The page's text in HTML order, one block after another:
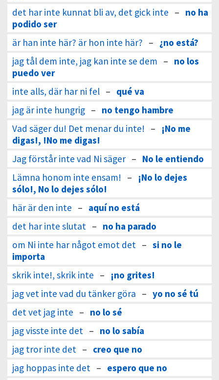
det har inte kunnat bli av, det gick inte – no ha
podido ser
är han inte här? är hon inte här? – ¿no está?
jag tål dem inte, jag kan inte se dem – no los
puedo ver
inte alls, där har ni fel – qué va
jag är inte hungrig – no tengo hambre
Vad säger du! Det menar du inte! –
¡No me
digas!, !No me digas!
Jag förstår inte vad Ni säger – No le entiendo
Lämna honom inte ensam! –
¡No lo dejes
sólo!, No lo dejes sólo!
här är den inte – aquí no está
det har inte slutat – no ha parado
om Ni inte har något emot det – si no le
importa
skrik inte!, skrik inte –
¡no grites!
jag vet inte vad du tänker göra – yo no sé tú
det vet jag inte – no lo sé
jag visste inte det – no lo sabía
jag tror inte det – creo que no
jag hoppas inte det – espero que no